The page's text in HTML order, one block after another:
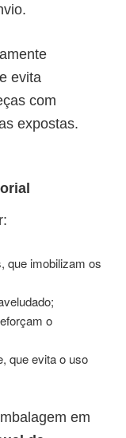
evita
com
expostas.
que imobilizam os
o
que evita o uso
em